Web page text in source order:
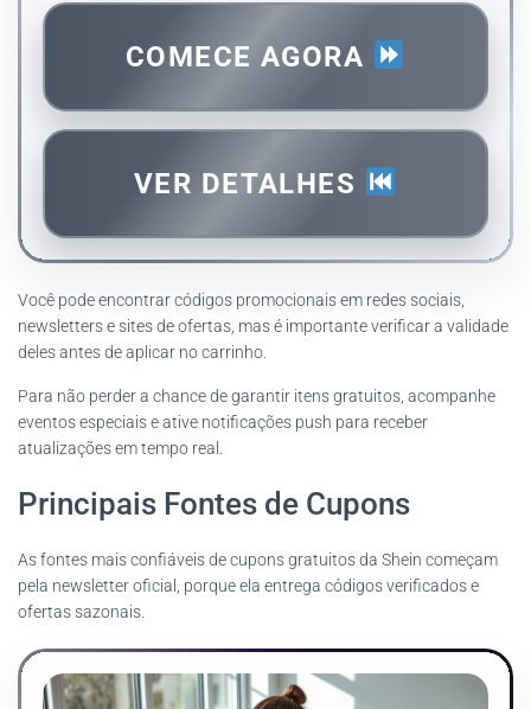
COMECE AGORA
VER DETALHES
Você pode encontrar códigos promocionais em redes sociais,
newsletters e sites de ofertas, mas é importante verificar a validade
deles antes de aplicar no carrinho.
Para não perder a chance de garantir itens gratuitos, acompanhe
eventos especiais e ative notificações push para receber
atualizações em tempo real.
Principais Fontes de Cupons
As fontes mais confiáveis de cupons gratuitos da Shein começam
pela newsletter oficial, porque ela entrega códigos verificados e
ofertas sazonais.